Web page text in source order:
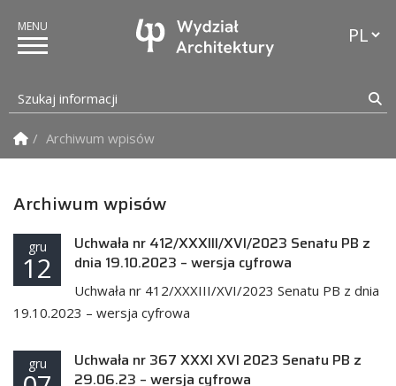
Szukaj informacji
Strona Główna
Archiwum wpisów
Archiwum wpisów
gru
12
Uchwała nr 412/XXXIII/XVI/2023 Senatu PB z
dnia 19.10.2023 – wersja cyfrowa
Uchwała nr 412/XXXIII/XVI/2023 Senatu PB z dnia
19.10.2023 – wersja cyfrowa
gru
Uchwała nr 367 XXXI XVI 2023 Senatu PB z
29.06.23 – wersja cyfrowa